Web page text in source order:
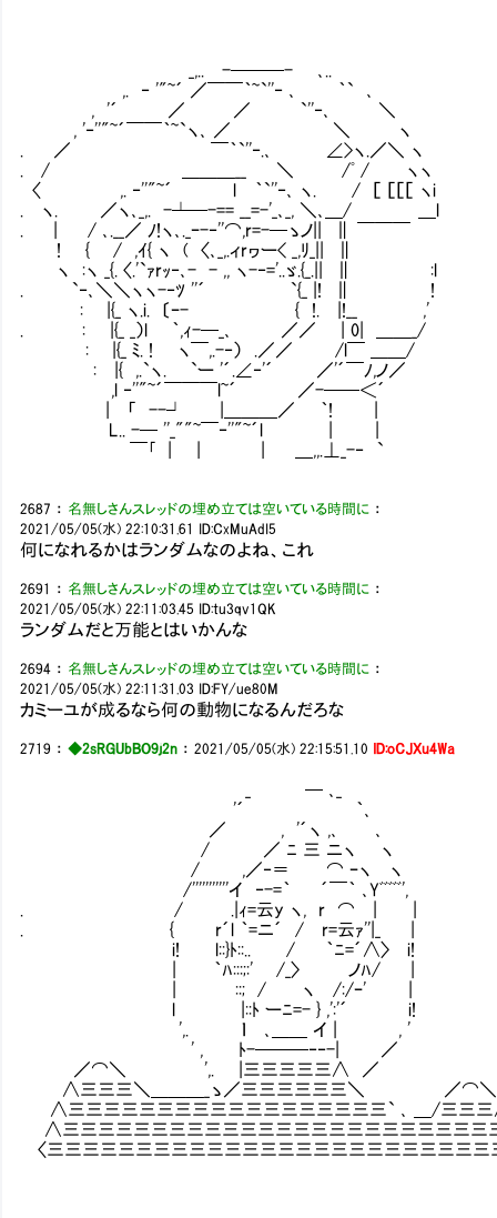
_,.. -───- ､..
,. ‐ '"~´ ／￣￣｀~`''‐ ､ ｀` ､
, '´ ／ ／ `''‐､ ＼
, '‐''"~´￣￣｀~`ヽ､ ／ ＼ ヽ
. ／ ￣｀`''‐.､ ∠>ヽ.／＼ ヽ
. / ＿＿＿__ ＼ /ﾟ / ヽヽ
〈 ,. ‐''"~´ l ｀`''‐､ ヽ. / ［ ［［［ ヽi
. ヽ. ／ヽ､_,. -┴─-== __=-'_､_, ＼､＿/ ＿l
. | / ､.__／ ﾉ!ヽ､._ｰ-‐''⌒,r=-─ゝノ|| ∥ ￣￣￣
! { / ,ｲ{ ヽ ( 〈､_,.ィrヮー< _,ﾘ_|| ∥
ヽ :ヽ _{. 〈.'`ｧrｯ‐､- - ,, ヽ-‐='..ゞ.{_.|| ∥ :l
. `‐､＼＼ヽヽ-‐ﾂ ''´ `{_ |! ∥ !
: |{_ ヽ.i. 〔ｰ- { !. |!__ ,'
. : |{_ _）l ｀,ｨ-─_､ ／／ | 0| ＿＿_/
: |{_ ﾐ. ! ヽ￣,.-‐） .／／ /l￣ ＿＿/ はい『動物も
: |{ ,.`ヽ. `ー '´.∠‐'´ ／'´￣ﾉ,ノ／
,l ‐''"~´￣￣￣l~´ ／-──＜´ 通常の変身術と違
| 「 --┘ |＿＿＿／ ｀! |
L.. -─ ''_""~￣‐''"~´l | | 素質のある一
￣｢ | | | ＿,,.⊥_-‐ `
2687 ： 名無しさんスレッドの埋め立ては空いている時間に ：
2021/05/05(水) 22:10:31.61
ID:CxMuAdI5
何になれるかはランダムなのよね、これ
2691 ： 名無しさんスレッドの埋め立ては空いている時間に ：
2021/05/05(水) 22:11:03.45 ID:tu3qv1QK
ランダムだと万能とはいかんな
2694 ： 名無しさんスレッドの埋め立ては空いている時間に ：
2021/05/05(水) 22:11:31.03 ID:FY/ue80M
カミーユが成るなら何の動物になるんだろな
2719 ：◆2sRGUbBO9j2n ：2021/05/05(水) 22:15:51.10 ID:oCJXu4Wa
_ ─ ､_
'´ ｀､
／ , '´ヽ ,､ ､
/ ／ ﾆ 三 ニヽ ヽ
/ ,／‐＝ ⌒ ｰヽ ヽ
/'''''''''''イ ‐-=｀ ´￣｀ ､Yﾞﾞﾞﾞﾞ',
. / .|ｨ=云y ヽ, r
. { r´l ｀=ニ´ / r=云ｧ
i! l::}ﾄ::.. / ｀ﾆ
| ｀ﾊ:::;:' /_〉 ノﾊ/ | t_ー ､ }ﾍ ヽ
| ::; / ヽ /:/ｰ' | ヽ
l |::ﾄ ーﾆ=- } ,':'´ i! ｀ ､.
',. ｌ ､＿＿ イ | , '
' , ﾄ-───‐‐-| ／ ヽ｀
／⌒＼ ',. |三三三三三∧ ／
∧三三三＼＿＿＿_ゝ／三三三三三
∧三三三三三三三三三三三三三三三三三
∧三三三三三三三三三三三三三三三三三
〈三三三三三三三三三三三三三三三三三三三三